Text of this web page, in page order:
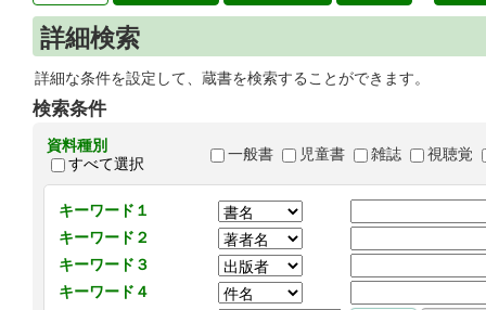
詳細検索
詳細な条件を設定して、蔵書を検索することができます。
検索条件
資料種別
すべて選択
一般書 児童書 雑誌 視聴覚
キーワード１
キーワード２
キーワード３
キーワード４